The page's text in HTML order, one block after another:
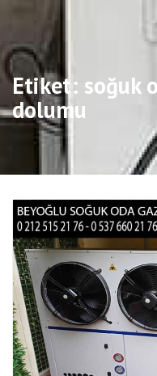
Etiket: soğuk
dolumu